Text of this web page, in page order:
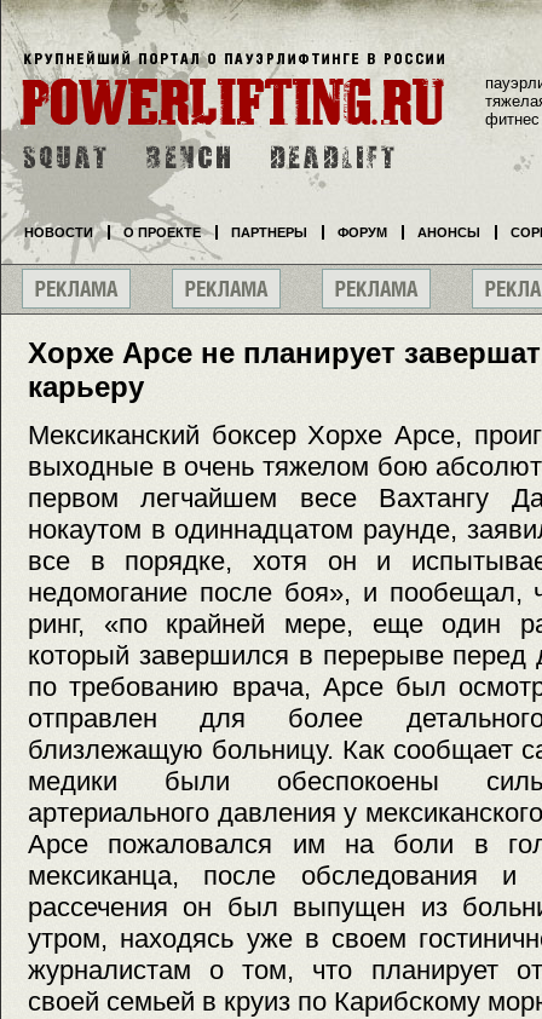
Хорхе Арсе не планирует
карьеру
Мексиканский боксер Хорхе Арсе,
выходные в очень тяжелом бою
первом легчайшем весе Вахтангу
нокаутом в одиннадцатом раунде,
все в порядке, хотя он и
недомогание после боя», и
ринг, «по крайней мере, еще один
который завершился в перерыве
по требованию врача, Арсе был
отправлен для более
близлежащую больницу. Как сообщает
медики были обеспокоены
артериального давления у
Арсе пожаловался им на боли в
мексиканца, после обследования
рассечения он был выпущен из
утром, находясь уже в своем
журналистам о том, что планирует
своей семьей в круиз по Карибскому
фитнес
НОВОСТИ О ПРОЕКТЕ ПАРТНЕРЫ ФОРУМ АНОНСЫ